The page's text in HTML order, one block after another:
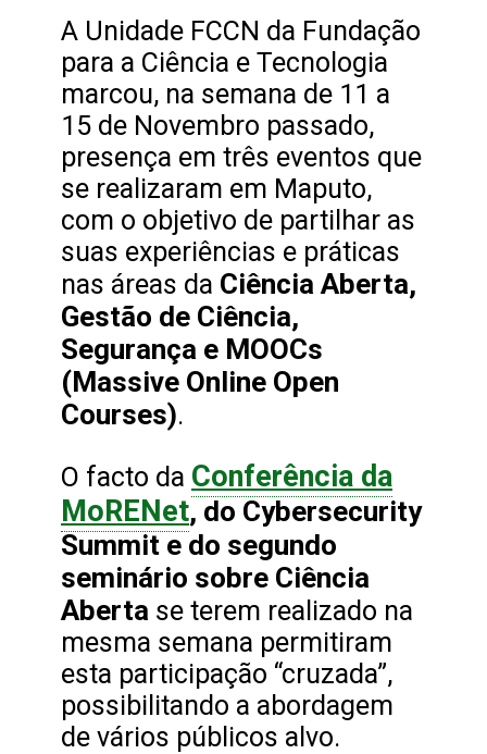
A Unidade FCCN da Fundação
para a Ciência e Tecnologia
marcou, na semana de 11 a
15 de Novembro passado,
presença em três eventos que
se realizaram em Maputo,
com o objetivo de partilhar as
suas experiências e práticas
nas áreas da Ciência Aberta,
Gestão de Ciência,
Segurança e MOOCs
(Massive Online Open
Courses).
O facto da Conferência da
MoRENet, do Cybersecurity
Summit e do segundo
seminário sobre Ciência
Aberta se terem realizado na
mesma semana permitiram
esta participação “cruzada”,
possibilitando a abordagem
de vários públicos alvo.